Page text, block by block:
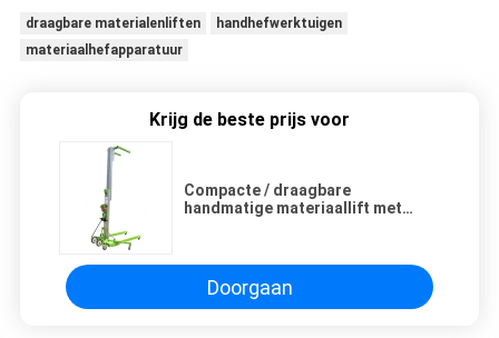
draagbare materialenliften
handhefwerktuigen
materiaalhefapparatuur
Krijg de beste prijs voor
Compacte / draagbare
handmatige materiaallift met
Doorgaan